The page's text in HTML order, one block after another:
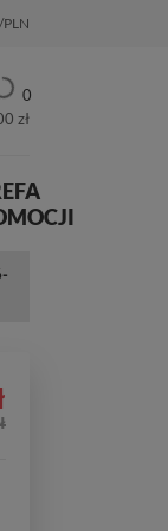
PLN
0
zł